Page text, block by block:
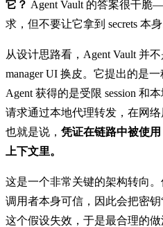
它？ Agent Vault 的答案很干
求，但不要让它拿到 secrets 本身
从设计思路看，Agent Vault 并
manager UI 换皮。它提出的是一
Agent 获得的是受限 session 和
请求通过本地代理转发，在网
也就是说， 凭证在链路中被使
上下文里。
这是一个非常关键的架构转向。
调用者本身可信，因此会把密
这个假设失效，于是最合理的做